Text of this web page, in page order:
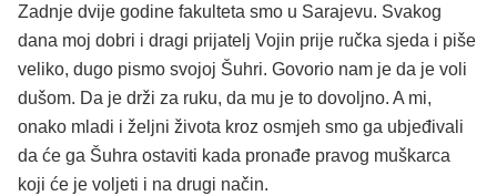
Zadnje dvije godine fakulteta smo u Sarajevu. Svakog
dana moj dobri i dragi prijatelj Vojin prije ručka sjeda i piše
veliko, dugo pismo svojoj Šuhri. Govorio nam je da je voli
dušom. Da je drži za ruku, da mu je to dovoljno. A mi,
onako mladi i željni života kroz osmjeh smo ga ubjeđivali
da će ga Šuhra ostaviti kada pronađe pravog muškarca
koji će je voljeti i na drugi način.